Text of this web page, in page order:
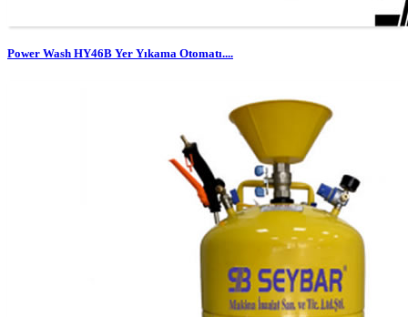
Power Wash HY46B Yer Yıkama Otomatı....